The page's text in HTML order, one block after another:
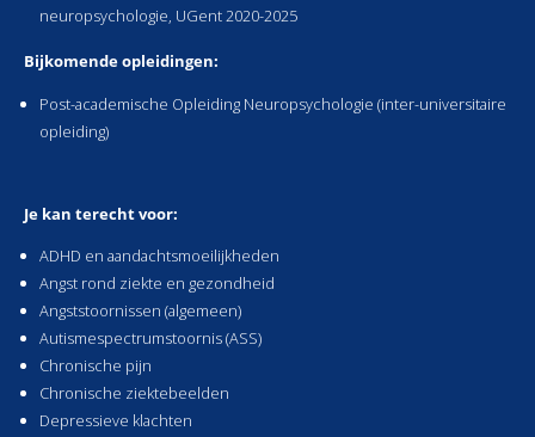
neuropsychologie, UGent 2020-2025
Bijkomende opleidingen:
Post-academische Opleiding Neuropsychologie (inter-universitaire
opleiding)
Je kan terecht voor:
ADHD en aandachtsmoeilijkheden
Angst rond ziekte en gezondheid
Angststoornissen (algemeen)
Autismespectrumstoornis (ASS)
Chronische pijn
Chronische ziektebeelden
Depressieve klachten